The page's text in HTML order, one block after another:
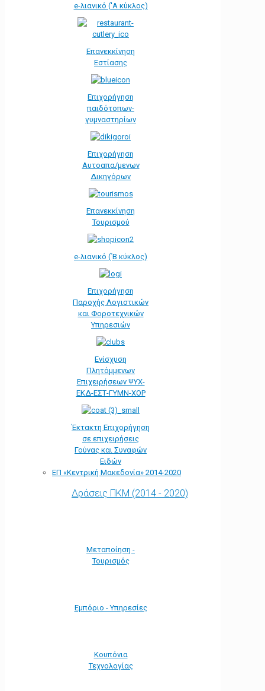
e-λιανικό ('Α κύκλος)
Επανεκκίνηση
Εστίασης
Επιχορήγηση
παιδότοπων-
γυμναστηρίων
Επιχορήγηση
Αυτοαπα/μενων
Δικηγόρων
Επανεκκίνηση
Τουρισμού
e-λιανικό (΄Β κύκλος)
Επιχορήγηση
Παροχής Λογιστικών
και Φοροτεχνικών
Υπηρεσιών
Ενίσχυση
Πλητόμμενων
Επιχειρήσεων ΨΥΧ-
ΕΚΔ-ΕΣΤ-ΓΥΜΝ-ΧΟΡ
Έκτακτη Επιχορήγηση
σε επιχειρήσεις
Γούνας και Συναφών
Ειδών
ΕΠ «Kεντρική Μακεδονία» 2014-2020
Δράσεις ΠΚΜ (2014 - 2020)
Μεταποίηση -
Τουρισμός
Εμπόριο - Υπηρεσίες
Κουπόνια
Τεχνολογίας